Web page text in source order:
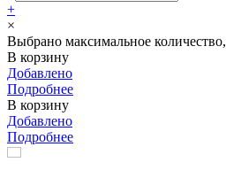
+
×
Выбрано максимальное количество,
В корзину
Добавлено
Подробнее
В корзину
Добавлено
Подробнее